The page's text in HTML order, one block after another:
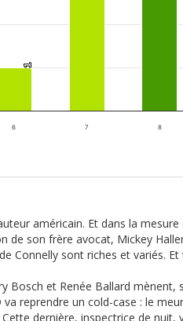
1
1
6 7 8
américain. Et dans la
de son frère avocat, Mickey
Connelly sont riches et variés.
Bosch et Renée Ballard
reprendre un cold-case : le
dernière, inspectrice de